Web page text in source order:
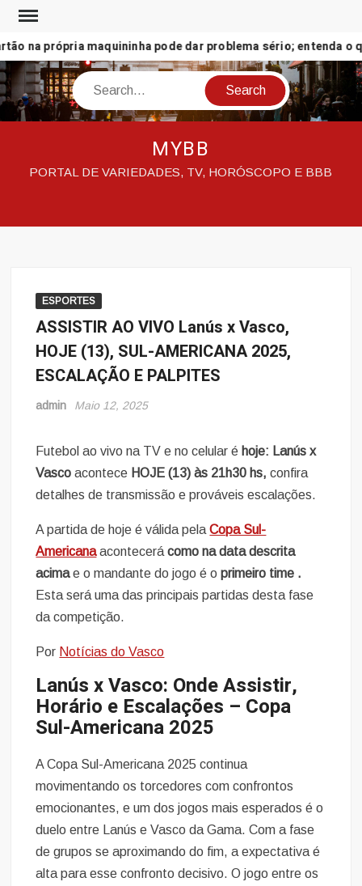
Skip
content
na própria maquininha pode dar problema sério; entenda o
Search
MYBB
PORTAL DE VARIEDADES, TV, HORÓSCOPO E BBB
ESPORTES
ASSISTIR AO VIVO Lanús x Vasco,
HOJE (13), SUL-AMERICANA 2025,
ESCALAÇÃO E PALPITES
admin Maio 12, 2025
Futebol ao vivo na TV e no celular é hoje: Lanús x
Vascoacontece HOJE (13) às 21h30 hs, confira
detalhes de transmissão e prováveis escalações.
A partida de hoje é válida pelaCopa Sul-
Americanaacontecerá como na data descrita
acimae o mandante do jogo é oprimeiro time .
Esta será uma das principais partidas desta fase
da competição.
Por Notícias do Vasco
Lanús x Vasco: Onde Assistir,
Horário e Escalações – Copa
Sul-Americana 2025
A Copa Sul-Americana 2025 continua
movimentando os torcedores com confrontos
emocionantes, e um dos jogos mais esperados é o
duelo entre Lanús e Vasco da Gama. Com a fase
de grupos se aproximando do fim, a expectativa é
alta para esse confronto decisivo. O jogo entre os